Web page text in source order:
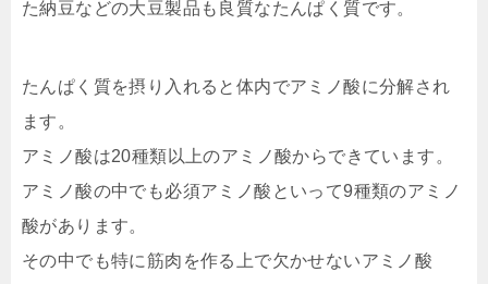
た納豆などの大豆製品も良質なたんぱく質です。
たんぱく質を摂り入れると体内でアミノ酸に分解され
ます。
アミノ酸は20種類以上のアミノ酸からできています。
アミノ酸の中でも必須アミノ酸といって9種類のアミノ
酸があります。
その中でも特に筋肉を作る上で欠かせないアミノ酸